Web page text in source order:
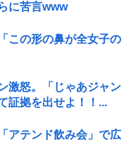
に苦言www
この形の鼻が全女子の
激怒。「じゃあジャン
証拠を出せよ！！...
アテンド飲み会」で広